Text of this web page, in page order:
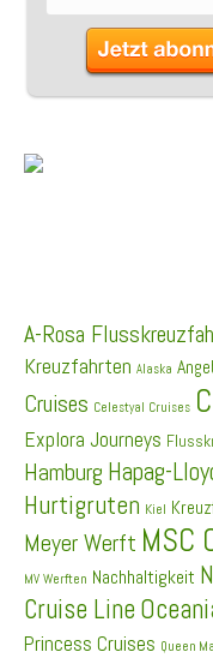
A-Rosa
Kreuzfahrten Alaska
Cruises Celestyal Cruises
Explora Journeys
Hamburg Hapag-
Hurtigruten Kiel
Meyer Werft MSC
MV Werften Nachhaltigkeit
Cruise Line
Princess Cruises Queen